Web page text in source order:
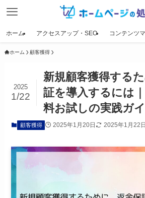
ホーム アクセスアップ・SEO コンテンツ
ホーム 顧客獲得
新規顧客獲得する
証を導入するには
料お試しの実践ガ
2025
1/22
顧客獲得 2025年1月20日 2025年1月22日